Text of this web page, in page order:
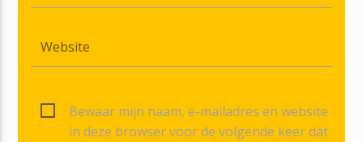
Bewaar mijn naam, e-mailadres en website
in deze browser voor de volgende keer dat